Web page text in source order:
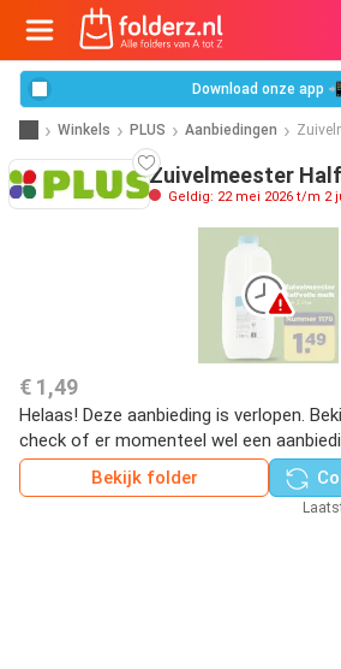
Download onze app
Winkels PLUS Aanbiedingen
Zuivelmeester
Geldig: 22 mei 2026 t/m 2
€ 1,49
Helaas! Deze aanbieding is verlopen.
check of er momenteel wel een
Bekijk folder